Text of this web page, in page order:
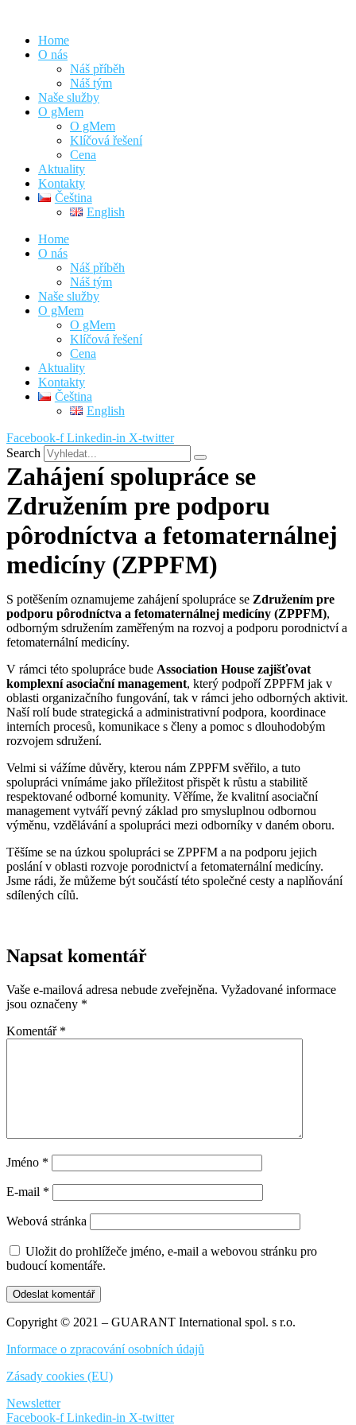
Home
O nás
Náš příběh
Náš tým
Naše služby
O gMem
O gMem
Klíčová řešení
Cena
Aktuality
Kontakty
Čeština
English
Home
O nás
Náš příběh
Náš tým
Naše služby
O gMem
O gMem
Klíčová řešení
Cena
Aktuality
Kontakty
Čeština
English
Facebook-f Linkedin-in X-twitter
Search
Zahájení spolupráce se
Združením pre podporu
pôrodníctva a fetomaternálnej
medicíny (ZPPFM)
S potěšením oznamujeme zahájení spolupráce se Združením pre
podporu pôrodníctva a fetomaternálnej medicíny (ZPPFM),
odborným sdružením zaměřeným na rozvoj a podporu porodnictví a
fetomaternální medicíny.
V rámci této spolupráce bude Association House zajišťovat
komplexní asociační management, který podpoří ZPPFM jak v
oblasti organizačního fungování, tak v rámci jeho odborných aktivit.
Naší rolí bude strategická a administrativní podpora, koordinace
interních procesů, komunikace s členy a pomoc s dlouhodobým
rozvojem sdružení.
Velmi si vážíme důvěry, kterou nám ZPPFM svěřilo, a tuto
spolupráci vnímáme jako příležitost přispět k růstu a stabilitě
respektované odborné komunity. Věříme, že kvalitní asociační
management vytváří pevný základ pro smysluplnou odbornou
výměnu, vzdělávání a spolupráci mezi odborníky v daném oboru.
Těšíme se na úzkou spolupráci se ZPPFM a na podporu jejich
poslání v oblasti rozvoje porodnictví a fetomaternální medicíny.
Jsme rádi, že můžeme být součástí této společné cesty a naplňování
sdílených cílů.
Napsat komentář
Vaše e-mailová adresa nebude zveřejněna. Vyžadované informace
jsou označeny *
Komentář *
Jméno *
E-mail *
Webová stránka
Uložit do prohlížeče jméno, e-mail a webovou stránku pro
budoucí komentáře.
Copyright © 2021 – GUARANT International spol. s r.o.
Informace o zpracování osobních údajů
Zásady cookies (EU)
Newsletter
Facebook-f Linkedin-in X-twitter